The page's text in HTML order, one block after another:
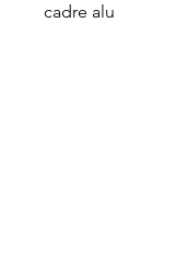
cadre alu